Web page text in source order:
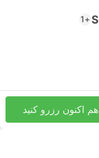
+1
هم اکنون رزرو کنید